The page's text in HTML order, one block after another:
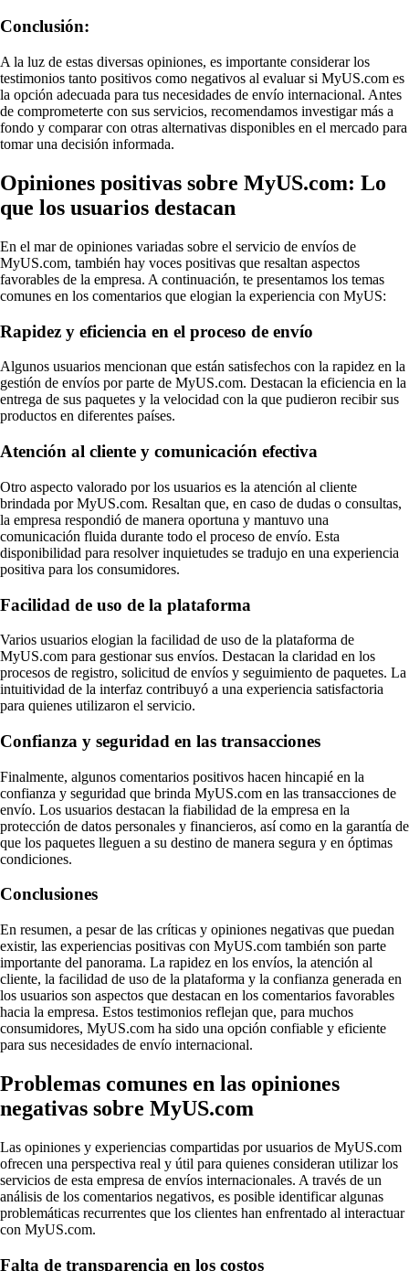
Conclusión:
A la luz de estas diversas opiniones, es importante considerar los
testimonios tanto positivos como negativos al evaluar si MyUS.com es
la opción adecuada para tus necesidades de envío internacional. Antes
de comprometerte con sus servicios, recomendamos investigar más a
fondo y comparar con otras alternativas disponibles en el mercado para
tomar una decisión informada.
Opiniones positivas sobre MyUS.com: Lo
que los usuarios destacan
En el mar de opiniones variadas sobre el servicio de envíos de
MyUS.com, también hay voces positivas que resaltan aspectos
favorables de la empresa. A continuación, te presentamos los temas
comunes en los comentarios que elogian la experiencia con MyUS:
Rapidez y eficiencia en el proceso de envío
Algunos usuarios mencionan que están satisfechos con la rapidez en la
gestión de envíos por parte de MyUS.com. Destacan la eficiencia en la
entrega de sus paquetes y la velocidad con la que pudieron recibir sus
productos en diferentes países.
Atención al cliente y comunicación efectiva
Otro aspecto valorado por los usuarios es la atención al cliente
brindada por MyUS.com. Resaltan que, en caso de dudas o consultas,
la empresa respondió de manera oportuna y mantuvo una
comunicación fluida durante todo el proceso de envío. Esta
disponibilidad para resolver inquietudes se tradujo en una experiencia
positiva para los consumidores.
Facilidad de uso de la plataforma
Varios usuarios elogian la facilidad de uso de la plataforma de
MyUS.com para gestionar sus envíos. Destacan la claridad en los
procesos de registro, solicitud de envíos y seguimiento de paquetes. La
intuitividad de la interfaz contribuyó a una experiencia satisfactoria
para quienes utilizaron el servicio.
Confianza y seguridad en las transacciones
Finalmente, algunos comentarios positivos hacen hincapié en la
confianza y seguridad que brinda MyUS.com en las transacciones de
envío. Los usuarios destacan la fiabilidad de la empresa en la
protección de datos personales y financieros, así como en la garantía de
que los paquetes lleguen a su destino de manera segura y en óptimas
condiciones.
Conclusiones
En resumen, a pesar de las críticas y opiniones negativas que puedan
existir, las experiencias positivas con MyUS.com también son parte
importante del panorama. La rapidez en los envíos, la atención al
cliente, la facilidad de uso de la plataforma y la confianza generada en
los usuarios son aspectos que destacan en los comentarios favorables
hacia la empresa. Estos testimonios reflejan que, para muchos
consumidores, MyUS.com ha sido una opción confiable y eficiente
para sus necesidades de envío internacional.
Problemas comunes en las opiniones
negativas sobre MyUS.com
Las opiniones y experiencias compartidas por usuarios de MyUS.com
ofrecen una perspectiva real y útil para quienes consideran utilizar los
servicios de esta empresa de envíos internacionales. A través de un
análisis de los comentarios negativos, es posible identificar algunas
problemáticas recurrentes que los clientes han enfrentado al interactuar
con MyUS.com.
Falta de transparencia en los costos